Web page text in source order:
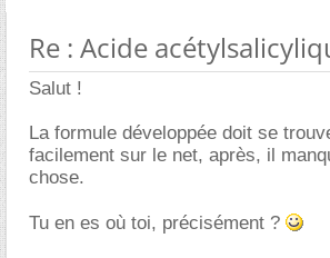
Re : Acide
Salut !
La formule développée doit se
facilement sur le net, après, il
chose.
Tu en es où toi, précisément ?